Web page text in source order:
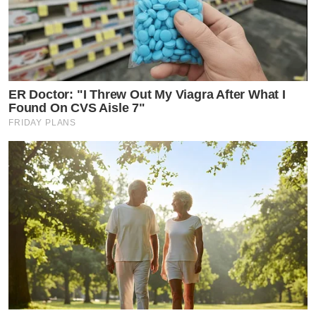
ER Doctor: "I Threw Out My Viagra After What I
Found On CVS Aisle 7"
FRIDAY PLANS